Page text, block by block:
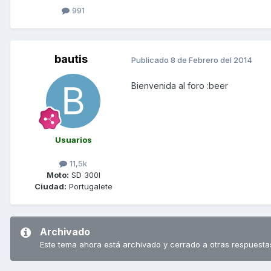
991
bautis
Usuarios
11,5k
Moto: SD 300I
Ciudad: Portugalete
Publicado 8 de Febrero del 2014
Bienvenida al foro :beer
Archivado
Este tema ahora está archivado y cerrado a otras